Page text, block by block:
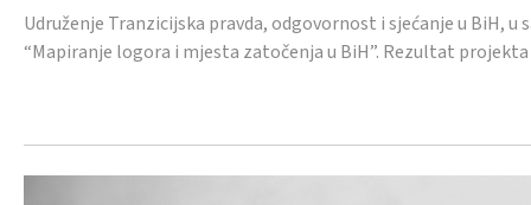
Udruženje Tranzicijska pravda, odgovornost i sjećanje u BiH,
“Mapiranje logora i mjesta zatočenja u BiH”. Rezultat